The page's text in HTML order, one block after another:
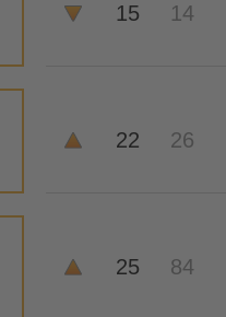
15 14
22 26
25 84